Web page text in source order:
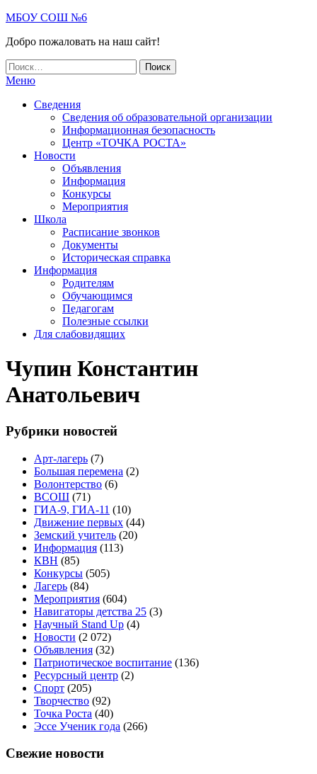
МБОУ СОШ №6
Добро пожаловать на наш сайт!
Меню
Сведения
Сведения об образовательной организации
Информационная безопасность
Центр «ТОЧКА РОСТА»
Новости
Объявления
Информация
Конкурсы
Мероприятия
Школа
Расписание звонков
Документы
Историческая справка
Информация
Родителям
Обучающимся
Педагогам
Полезные ссылки
Для слабовидящих
Чупин Константин
Анатольевич
Рубрики новостей
Арт-лагерь (7)
Большая перемена (2)
Волонтерство (6)
ВСОШ (71)
ГИА-9, ГИА-11 (10)
Движение первых (44)
Земский учитель (20)
Информация (113)
КВН (85)
Конкурсы (505)
Лагерь (84)
Мероприятия (604)
Навигаторы детства 25 (3)
Научный Stand Up (4)
Новости (2 072)
Объявления (32)
Патриотическое воспитание (136)
Ресурсный центр (2)
Спорт (205)
Творчество (92)
Точка Роста (40)
Эссе Ученик года (266)
Свежие новости